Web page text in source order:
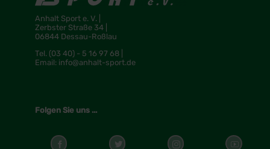
Anhalt Sport e. V. |
Zerbster Straße 34 |
06844 Dessau-Roßlau
Tel. (03 40) - 5 16 97 68 |
Email: info@anhalt-sport.de
Folgen Sie uns ...